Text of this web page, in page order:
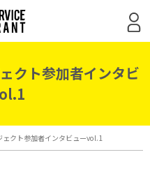
クト参加者インタビ
ェクト参加者インタビューvol.1